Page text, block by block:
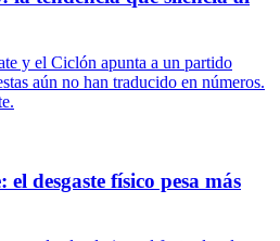
y el Ciclón apunta a un partido
aún no han traducido en números.
desgaste físico pesa más